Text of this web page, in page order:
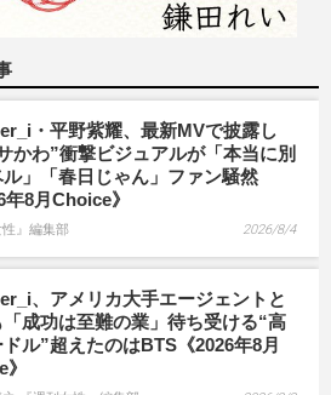
・平野紫耀、最新MVで披露し
かわ”衝撃ビジュアルが「本当に別
ル」「春日じゃん」ファン騒然
年8月Choice》
性』編集部 2026/8/4
、アメリカ大手エージェントと
成功は至難の業」待ち受ける“高
ル”超えたのはBTS《2026年8月